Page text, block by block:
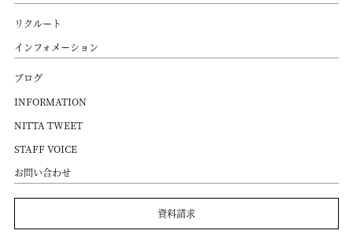
リクルート
インフォメーション
ブログ
INFORMATION
NITTA TWEET
STAFF VOICE
お問い合わせ
資料請求